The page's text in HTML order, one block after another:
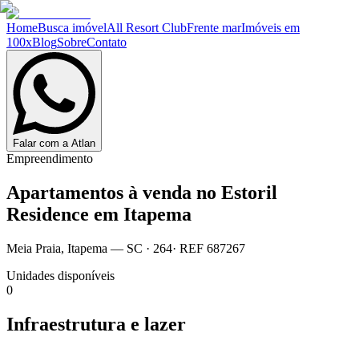
HomeBusca imóvelAll Resort ClubFrente marImóveis em
100xBlogSobreContato
Falar com a Atlan
Empreendimento
Apartamentos à venda no Estoril
Residence em Itapema
Meia Praia, Itapema — SC · 264· REF 687267
Unidades disponíveis
0
Infraestrutura e lazer